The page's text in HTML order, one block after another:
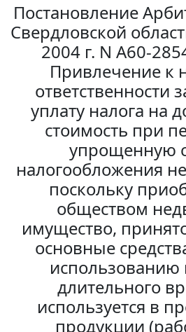
Постановление
Свердловской
2004 г. N А60-
Привлечение к
ответственности
уплату налога на
стоимость при
упрощенную
налогообложения
поскольку
обществом
имущество,
основные
использованию
длительного
используется в
продукции